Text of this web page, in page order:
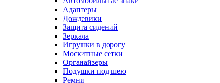
Адаптеры
Дождевики
Защита сидений
Зеркала
Игрушки в дорогу
Москитные сетки
Органайзеры
Подушки под шею
Ремни